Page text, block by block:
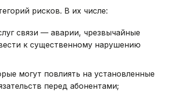
рисков. В их числе:
связи — аварии, чрезвычайные
к существенному нарушению
могут повлиять на установленные
перед абонентами;